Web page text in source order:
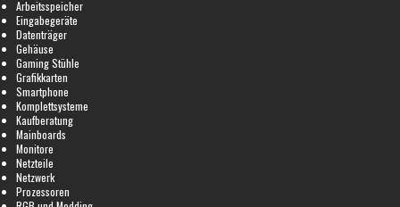
Arbeitsspeicher
Eingabegeräte
Datenträger
Gehäuse
Gaming Stühle
Grafikkarten
Smartphone
Komplettsysteme
Kaufberatung
Mainboards
Monitore
Netzteile
Netzwerk
Prozessoren